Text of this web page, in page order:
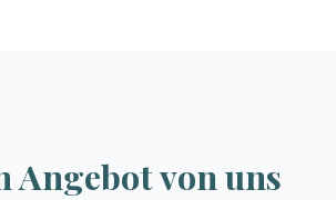
Angebot von uns